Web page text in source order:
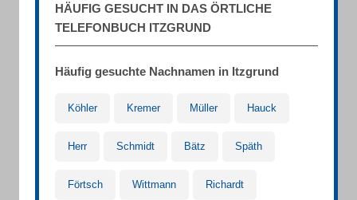
HÄUFIG GESUCHT IN DAS ÖRTLICHE
TELEFONBUCH ITZGRUND
Häufig gesuchte Nachnamen in Itzgrund
Köhler Kremer Müller Hauck
Herr Schmidt Bätz Späth
Förtsch Wittmann Richardt